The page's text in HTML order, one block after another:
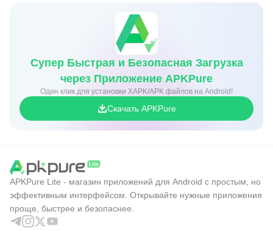
Супер Быстрая и Безопасная Загрузка
через Приложение APKPure
Один клик для установки XAPK/APK файлов на Android!
Скачать APKPure
APKPure Lite - магазин приложений для Android с простым, но
эффективным интерфейсом. Открывайте нужные приложения
проще, быстрее и безопаснее.